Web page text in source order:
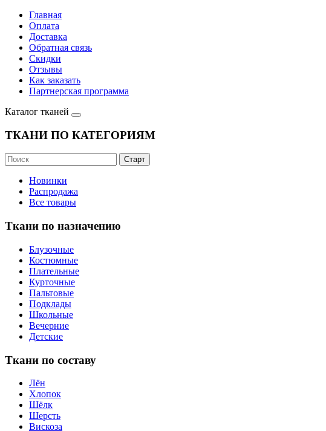
Главная
Оплата
Доставка
Обратная связь
Скидки
Отзывы
Как заказать
Партнерская программа
Каталог тканей
ТКАНИ ПО КАТЕГОРИЯМ
Новинки
Распродажа
Все товары
Ткани по назначению
Блузочные
Костюмные
Плательные
Курточные
Пальтовые
Подклады
Школьные
Вечерние
Детские
Ткани по составу
Лён
Хлопок
Шёлк
Шерсть
Вискоза